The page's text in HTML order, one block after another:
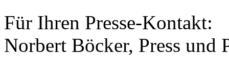
Für Ihren Presse-Kontakt:
Norbert Böcker, Press und